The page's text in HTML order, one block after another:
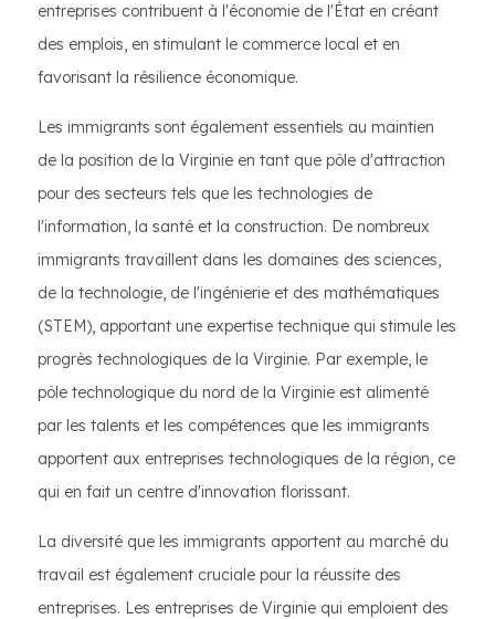
entreprises contribuent à l'économie de l'État en créant
des emplois, en stimulant le commerce local et en
favorisant la résilience économique.
Les immigrants sont également essentiels au maintien
de la position de la Virginie en tant que pôle d'attraction
pour des secteurs tels que les technologies de
l'information, la santé et la construction. De nombreux
immigrants travaillent dans les domaines des sciences,
de la technologie, de l'ingénierie et des mathématiques
(STEM), apportant une expertise technique qui stimule les
progrès technologiques de la Virginie. Par exemple, le
pôle technologique du nord de la Virginie est alimenté
par les talents et les compétences que les immigrants
apportent aux entreprises technologiques de la région, ce
qui en fait un centre d'innovation florissant.
La diversité que les immigrants apportent au marché du
travail est également cruciale pour la réussite des
entreprises. Les entreprises de Virginie qui emploient des